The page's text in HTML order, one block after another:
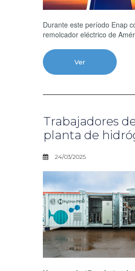
Durante este período Enap
remolcador eléctrico de
Ver
Trabajadores
planta de
24/03/2025